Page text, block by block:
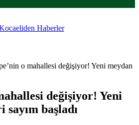
o mahallesi değişiyor! Yeni meydan
değişiyor! Yeni
başladı